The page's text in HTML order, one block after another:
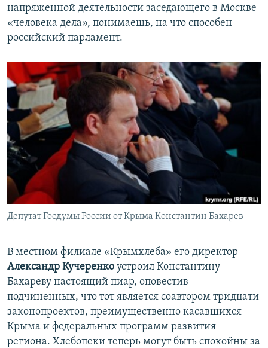
напряженной деятельности заседающего в Москве
«человека дела», понимаешь, на что способен
российский парламент.
Депутат Госдумы России от Крыма Константин Бахарев
В местном филиале «Крымхлеба» его директор
Александр Кучеренко устроил Константину
Бахареву настоящий пиар, оповестив
подчиненных, что тот является соавтором тридцати
законопроектов, преимущественно касавшихся
Крыма и федеральных программ развития
региона. Хлебопеки теперь могут быть спокойны за